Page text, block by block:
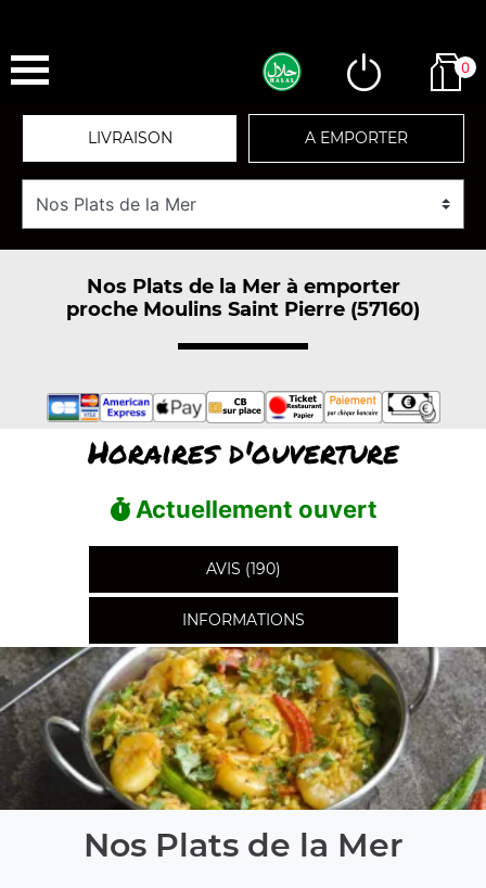
0
LIVRAISON A EMPORTER
Nos Plats de la Mer à emporter
proche Moulins Saint Pierre (57160)
Horaires d'ouverture
Actuellement ouvert
AVIS (190)
INFORMATIONS
Nos Plats de la Mer